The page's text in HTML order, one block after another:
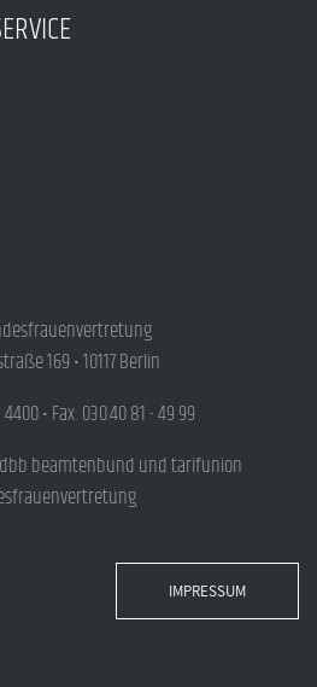
169 • 10117 Berlin
• Fax: 030.40 81 - 49 99
beamtenbund und tarifunion
IMPRESSUM